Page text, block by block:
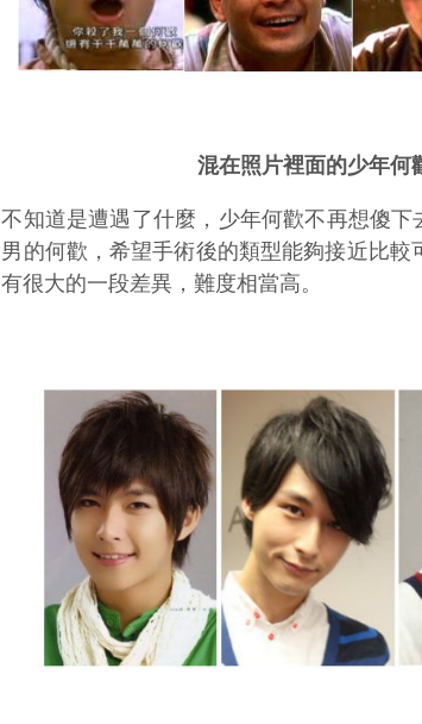
混在照片裡面的少年何
不知道是遭遇了什麼，少年何歡不再想傻下
男的何歡，希望手術後的類型能夠接近比
有很大的一段差異，難度相當高。